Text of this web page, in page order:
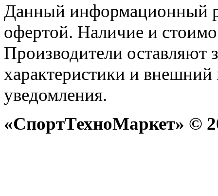
Данный информационный
офертой. Наличие и
Производители оставляют
характеристики и внешний
уведомления.
«СпортТехноМаркет» ©